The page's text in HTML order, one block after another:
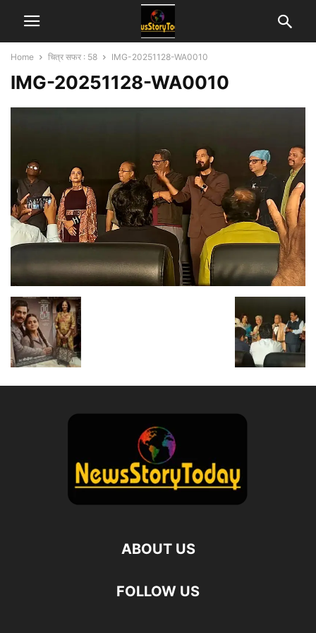
Home चित्र सफर : 58 IMG-20251128-WA0010
IMG-20251128-WA0010
ABOUT US
FOLLOW US